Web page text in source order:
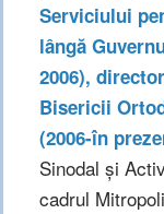
Serviciului
lângă
2006),
Bisericii
(2006-în
Sinodal și
cadrul